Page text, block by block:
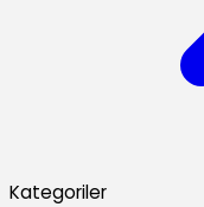
Kategoriler